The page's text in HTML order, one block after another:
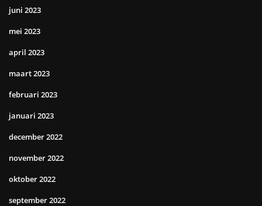
juni 2023
mei 2023
april 2023
maart 2023
februari 2023
januari 2023
december 2022
november 2022
oktober 2022
september 2022